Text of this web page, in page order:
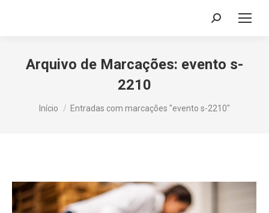
Search:
Arquivo de Marcações: evento s-
2210
Você está aqui:
Início Entradas com marcações "evento s-2210"